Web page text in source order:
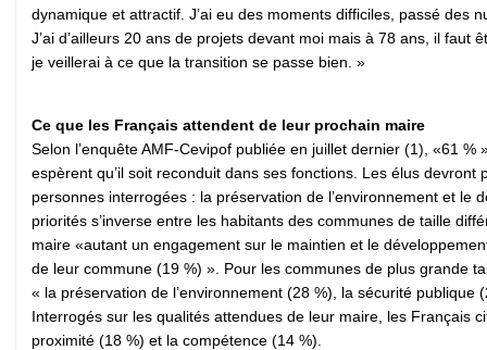
dynamique et attractif. J’ai eu des moments difficiles, passé des
J’ai d’ailleurs 20 ans de projets devant moi mais à 78 ans, il
je veillerai à ce que la transition se passe bien. »
Ce que les Français attendent de leur prochain maire
Selon l’enquête AMF-Cevipof publiée en juillet dernier (1), «61
espèrent qu’il soit reconduit dans ses fonctions. Les élus
personnes interrogées : la préservation de l’environnement et
priorités s’inverse entre les habitants des communes de taille
maire «autant un engagement sur le maintien et le
de leur commune (19 %) ». Pour les communes de plus grande
« la préservation de l’environnement (28 %), la sécurité
Interrogés sur les qualités attendues de leur maire, les Français
proximité (18 %) et la compétence (14 %).